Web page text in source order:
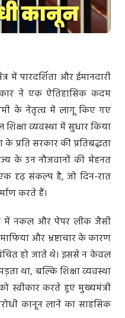
में पारदर्शिता और ईमानदारी
ने एक ऐतिहासिक कदम
के नेतृत्व में लागू किए गए
व्यवस्था में सुधार किया
सरकार की प्रतिबद्धता
के उन नौजवानों की मेहनत
दृढ़ संकल्प है, जो दिन-रात
करते हैं।
में नकल और पेपर लीक जैसी
और भ्रष्टाचार के कारण
हो जाते थे। इससे न केवल
था, बल्कि शिक्षा व्यवस्था
स्वीकार करते हुए मुख्यमंत्री
कानून लाने का साहसिक